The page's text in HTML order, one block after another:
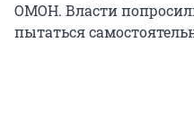
ОМОН. Власти
пытаться